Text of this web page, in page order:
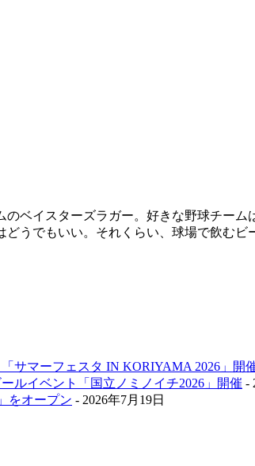
ベイスターズラガー。好きな野球チー
うでもいい。それくらい、球場で飲むビ
サマーフェスタ IN KORIYAMA 2026」開
ルイベント「国立ノミノイチ2026」開催 -
をオープン - 2026年7月19日